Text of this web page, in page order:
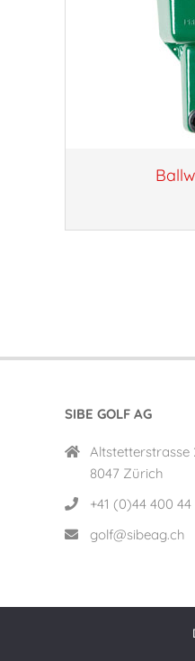
02-
SIBE GOLF AG
Altstetterstrasse
8047 Zürich
+41 (0)44 400 44
golf@sibeag.ch